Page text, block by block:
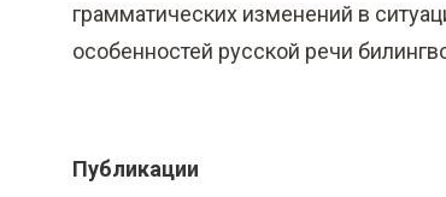
грамматических изменений в
особенностей русской речи
Публикации